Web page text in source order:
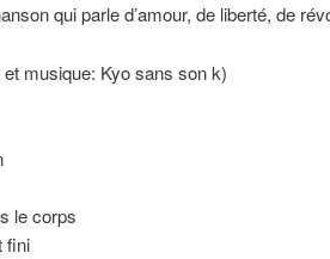
qui parle d’amour, de liberté, de
et musique: Kyo sans son k)
le corps
fini